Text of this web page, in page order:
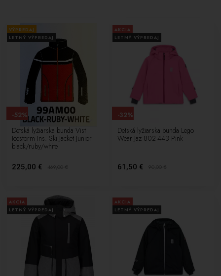
VÝPREDAJ
LETNÝ VÝPREDAJ
Detská lyžiarska bunda Vist
Icestorm Ins. Ski Jacket Junior
black/ruby/white
225,00 € 469,00€
-52%
AKCIA
LETNÝ VÝPREDAJ
Detská lyžiarska bunda Lego
Wear Jaz 802-443 Pink
61,50 € 90,00€
-32%
AKCIA
LETNÝ VÝPREDAJ
AKCIA
LETNÝ VÝPREDAJ